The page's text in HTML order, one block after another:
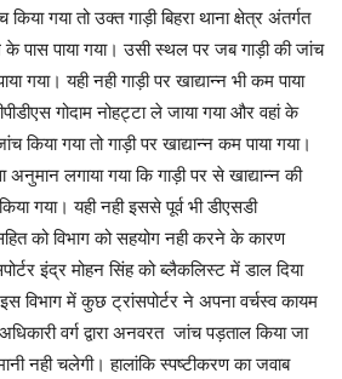
किया गया तो उक्त गाड़ी बिहरा थाना क्षेत्र अंतर्गत
पास पाया गया। उसी स्थल पर जब गाड़ी की जांच
गया। यही नही गाड़ी पर खाद्यान्न भी कम पाया
गोदाम नोहट्टा ले जाया गया और वहां के
किया गया तो गाड़ी पर खाद्यान्न कम पाया गया।
लगाया गया कि गाड़ी पर से खाद्यान्न की
गया। यही नही इससे पूर्व भी डीएसडी
सहित को विभाग को सहयोग नही करने के कारण
इंद्र मोहन सिंह को ब्लैकलिस्ट में डाल दिया
विभाग में कुछ ट्रांसपोर्टर ने अपना वर्चस्व कायम
वर्ग द्वारा अनवरत जांच पड़ताल किया जा
नही चलेगी। हालांकि स्पष्टीकरण का जवाब